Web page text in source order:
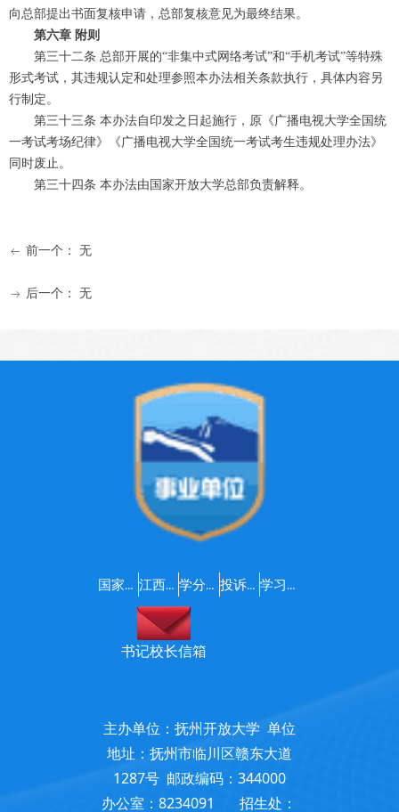
向总部提出书面复核申请，总部复核意见为最终结果。
第六章 附则
第三十二条 总部开展的“非集中式网络考试”和“手机考试”等特殊
形式考试，其违规认定和处理参照本办法相关条款执行，具体内容另
行制定。
第三十三条 本办法自印发之日起施行，原《广播电视大学全国统
一考试考场纪律》《广播电视大学全国统一考试考生违规处理办法》
同时废止。
第三十四条 本办法由国家开放大学总部负责解释。
ꂃ 前一个： 无
ꁹ 后一个： 无
主办单位：抚州开放大学 单位
地址：抚州市临川区赣东大道
1287号 邮政编码：344000
办公室：8234091 招生处：
国家开放大学 江西开放大学 学分银行 投诉建议 学习支持服务咨询
书记校长信箱